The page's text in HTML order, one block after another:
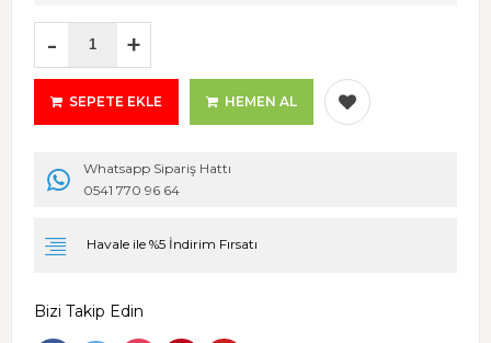
- +
SEPETE EKLE HEMEN AL
Whatsapp Sipariş Hattı
0541 770 96 64
Havale ile %5 İndirim Fırsatı
Bizi Takip Edin